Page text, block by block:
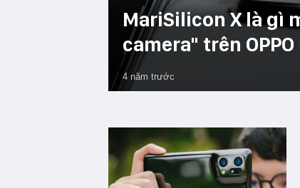
MariSilicon X là gì
camera" trên
4 năm trước